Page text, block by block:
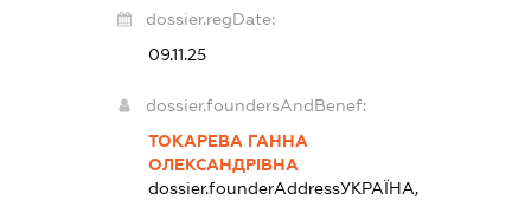
dossier.regDate:
09.11.25
dossier.foundersAndBenef:
ТОКАРЕВА ГАННА
ОЛЕКСАНДРІВНА
dossier.founderAddressУКРАЇНА,